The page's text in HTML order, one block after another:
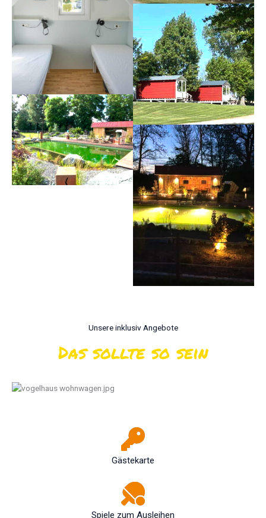
Unsere inklusiv Angebote
Das sollte so sein
Gästekarte
Spiele zum Ausleihen